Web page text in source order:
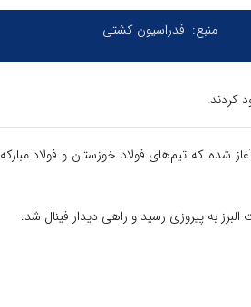
منبع: فدراسیون کشتی
کردند.
شده که تیم‌های فولاد خوزستان و فولاد مبارکه